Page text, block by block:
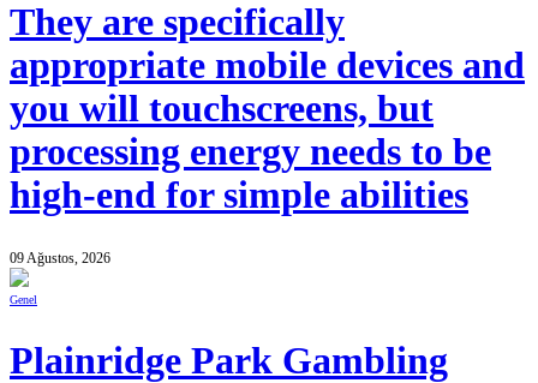
They are specifically
appropriate mobile devices and
you will touchscreens, but
processing energy needs to be
high-end for simple abilities
09 Ağustos, 2026
Genel
Plainridge Park Gambling